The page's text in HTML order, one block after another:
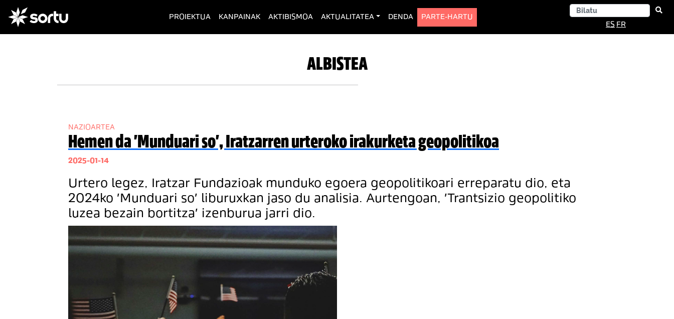
PROIEKTUA (current)
KANPAINAK AKTIBISMOA AKTUALITATEA DENDA
PARTE-HARTU
ES FR
ALBISTEA
NAZIOARTEA
Hemen da 'Munduari so', Iratzarren urteroko irakurketa geopolitikoa
2025-01-14
Urtero legez, Iratzar Fundazioak munduko egoera geopolitikoari erreparatu dio, eta
2024ko 'Munduari so' liburuxkan jaso du analisia. Aurtengoan, 'Trantsizio geopolitiko
luzea bezain bortitza' izenburua jarri dio.